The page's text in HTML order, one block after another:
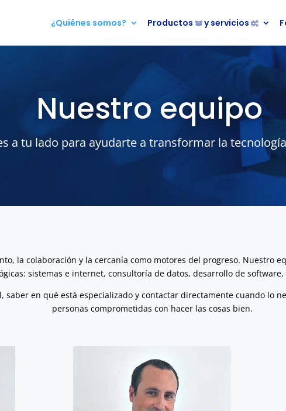
¿Quiénes somos? Productos y servicios
Nuestro equipo
a tu lado para ayudarte a transformar la
la colaboración y la cercanía como motores del progreso. Nuestro
sistemas e internet, consultoría de datos, desarrollo de software,
saber en qué está especializado y contactar directamente cuando lo
personas comprometidas con hacer las cosas bien.